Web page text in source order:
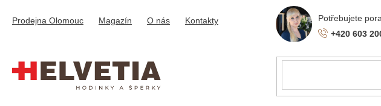
obsah
+420 603
Prodejna Olomouc Magazín O nás Kontakty